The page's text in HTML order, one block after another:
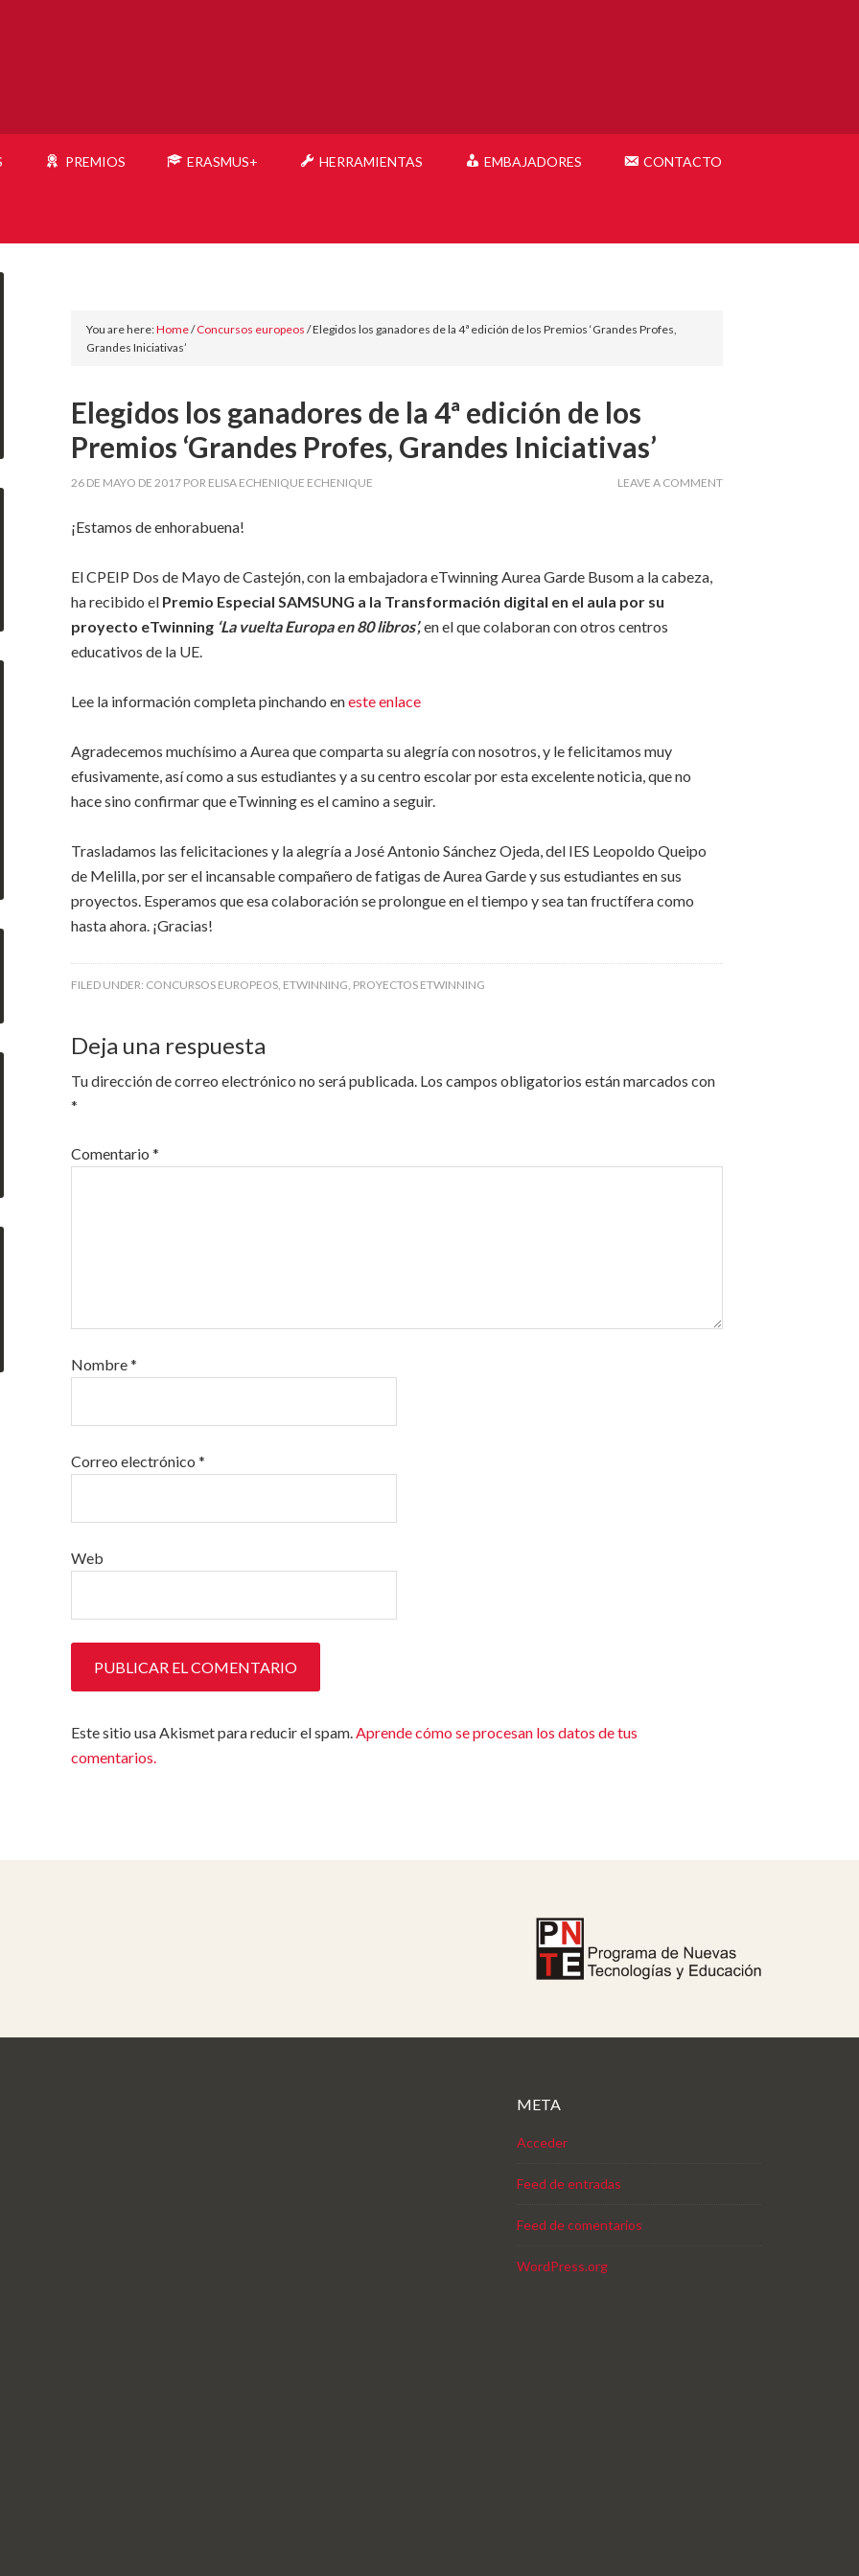
PREMIOS ERASMUS+ HERRAMIENTAS EMBAJADORES CONTACTO
You are here:Home/ Concursos europeos /Elegidos los ganadores de la 4ª edición de los Premios ‘Grandes Profes,
Grandes Iniciativas’
Elegidos los ganadores de la 4ª edición de los
Premios ‘Grandes Profes, Grandes Iniciativas’
26 DE MAYO DE 2017 POR ELISA ECHENIQUE ECHENIQUE LEAVE A COMMENT
¡Estamos de enhorabuena!
El CPEIP Dos de Mayo de Castejón, con la embajadora eTwinning Aurea Garde Busom a la cabeza,
ha recibido el Premio Especial SAMSUNG a la Transformación digital en el aula por su
proyecto eTwinning ‘La vuelta Europa en 80 libros’,en el que colaboran con otros centros
educativos de la UE.
Lee la información completa pinchando eneste enlace
Agradecemos muchísimo a Aurea que comparta su alegría con nosotros, y le felicitamos muy
efusivamente, así como a sus estudiantes y a su centro escolar por esta excelente noticia, que no
hace sino confirmar que eTwinning es el camino a seguir.
Trasladamos las felicitaciones y la alegría a José Antonio Sánchez Ojeda, del IES Leopoldo Queipo
de Melilla, por ser el incansable compañero de fatigas de Aurea Garde y sus estudiantes en sus
proyectos. Esperamos que esa colaboración se prolongue en el tiempo y sea tan fructífera como
hasta ahora. ¡Gracias!
FILED UNDER: CONCURSOS EUROPEOS, ETWINNING, PROYECTOS ETWINNING
Deja una respuesta
Tu dirección de correo electrónico no será publicada. Los campos obligatorios están marcados con
*
Comentario *
Nombre*
Correo electrónico *
Web
Este sitio usa Akismet para reducir el spam.Aprende cómo se procesan los datos de tus
comentarios.
META
Acceder
Feed de entradas
Feed de comentarios
WordPress.org